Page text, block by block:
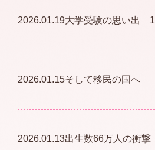
2026.01.19大学受験の思い出 1
2026.01.15そして移民の国へ
2026.01.13出生数66万人の衝撃